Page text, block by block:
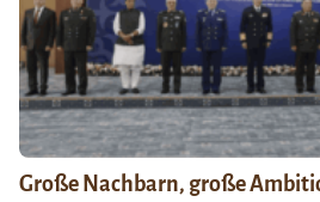
Große Nachbarn, große